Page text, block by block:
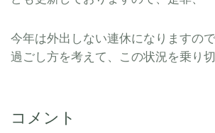
今年は外出しない連休になりますの
過ごし方を考えて、この状況を乗り
コメント